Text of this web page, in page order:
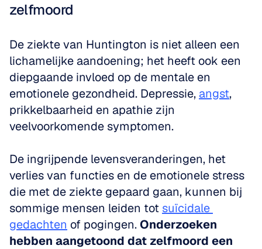
zelfmoord
De ziekte van Huntington is niet alleen een
lichamelijke aandoening; het heeft ook een
diepgaande invloed op de mentale en
emotionele gezondheid. Depressie, angst,
prikkelbaarheid en apathie zijn
veelvoorkomende symptomen.
De ingrijpende levensveranderingen, het
verlies van functies en de emotionele stress
die met de ziekte gepaard gaan, kunnen bij
sommige mensen leiden tot suïcidale
gedachten of pogingen. Onderzoeken
hebben aangetoond dat zelfmoord een